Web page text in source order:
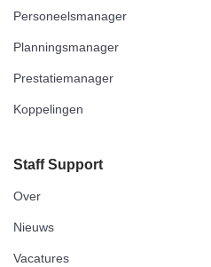
Personeelsmanager
Planningsmanager
Prestatiemanager
Koppelingen
Staff Support
Over
Nieuws
Vacatures